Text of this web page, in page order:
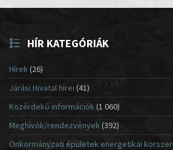
HÍR KATEGÓRIÁK
Hírek(26)
Járási Hivatal hírei (41)
Közérdekű információk(1 060)
Meghívók/rendezvények (392)
Önkormányzati épületek energetikai